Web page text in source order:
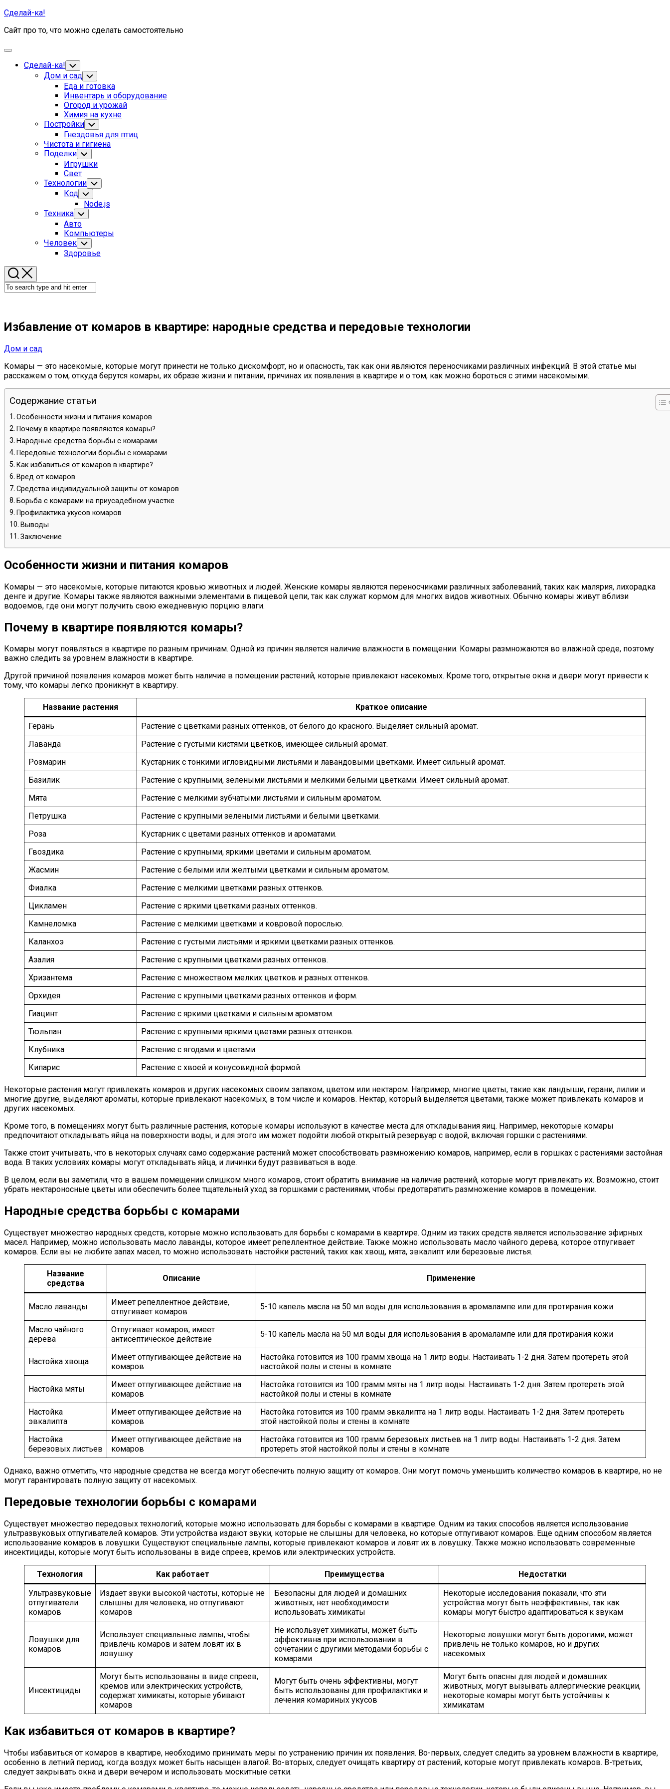
Skip
content
Сделай-ка!
Сайт про то, что можно сделать самостоятельно
Expand
Сделай-ка! Toggle
Child
Menu
Current
Page
Parent
Дом и сад Toggle
Child
Menu
Еда и готовка
Инвентарь и оборудование
Огород и урожай
Химия на кухне
Постройки Toggle
Child
Menu
Гнездовья для птиц
Чистота и гигиена
Поделки Toggle
Child
Menu
Игрушки
Свет
Технологии Toggle
Child
Menu
Код Toggle
Child
Menu
Node.js
Техника Toggle
Child
Menu
Авто
Компьютеры
Человек Toggle
Child
Menu
Здоровье
Избавление от комаров в квартире: народные средства и передовые технологии
Дом и сад
Комары — это насекомые, которые могут принести не только дискомфорт, но и опасность, так как они являются переносчиками различных инфекций. В этой статье мы
расскажем о том, откуда берутся комары, их образе жизни и питании, причинах их появления в квартире и о том, как можно бороться с этими насекомыми.
Содержание статьи
Особенности жизни и питания комаров
Почему в квартире появляются комары?
Народные средства борьбы с комарами
Передовые технологии борьбы с комарами
Как избавиться от комаров в квартире?
Вред от комаров
Средства индивидуальной защиты от комаров
Борьба с комарами на приусадебном участке
Профилактика укусов комаров
Выводы
Заключение
Особенности жизни и питания комаров
Комары — это насекомые, которые питаются кровью животных и людей. Женские комары являются переносчиками различных заболеваний, таких как малярия, лихорадка
денге и другие. Комары также являются важными элементами в пищевой цепи, так как служат кормом для многих видов животных. Обычно комары живут вблизи
водоемов, где они могут получить свою ежедневную порцию влаги.
Почему в квартире появляются комары?
Комары могут появляться в квартире по разным причинам. Одной из причин является наличие влажности в помещении. Комары размножаются во влажной среде, поэтому
важно следить за уровнем влажности в квартире.
Другой причиной появления комаров может быть наличие в помещении растений, которые привлекают насекомых. Кроме того, открытые окна и двери могут привести к
тому, что комары легко проникнут в квартиру.
Название растения
Краткое описание
Герань
Растение с цветками разных оттенков, от белого до красного. Выделяет сильный аромат.
Лаванда
Растение с густыми кистями цветков, имеющее сильный аромат.
Розмарин
Кустарник с тонкими игловидными листьями и лавандовыми цветками. Имеет сильный аромат.
Базилик
Растение с крупными, зелеными листьями и мелкими белыми цветками. Имеет сильный аромат.
Мята
Растение с мелкими зубчатыми листьями и сильным ароматом.
Петрушка
Растение с крупными зелеными листьями и белыми цветками.
Роза
Кустарник с цветами разных оттенков и ароматами.
Гвоздика
Растение с крупными, яркими цветами и сильным ароматом.
Жасмин
Растение с белыми или желтыми цветками и сильным ароматом.
Фиалка
Растение с мелкими цветками разных оттенков.
Цикламен
Растение с яркими цветками разных оттенков.
Камнеломка
Растение с мелкими цветками и ковровой порослью.
Каланхоэ
Растение с густыми листьями и яркими цветками разных оттенков.
Азалия
Растение с крупными цветками разных оттенков.
Хризантема
Растение с множеством мелких цветков и разных оттенков.
Орхидея
Растение с крупными цветками разных оттенков и форм.
Гиацинт
Растение с яркими цветками и сильным ароматом.
Тюльпан
Растение с крупными яркими цветами разных оттенков.
Клубника
Растение с ягодами и цветами.
Кипарис
Растение с хвоей и конусовидной формой.
Некоторые растения могут привлекать комаров и других насекомых своим запахом, цветом или нектаром. Например, многие цветы, такие как ландыши, герани, лилии и
многие другие, выделяют ароматы, которые привлекают насекомых, в том числе и комаров. Нектар, который выделяется цветами, также может привлекать комаров и
других насекомых.
Кроме того, в помещениях могут быть различные растения, которые комары используют в качестве места для откладывания яиц. Например, некоторые комары
предпочитают откладывать яйца на поверхности воды, и для этого им может подойти любой открытый резервуар с водой, включая горшки с растениями.
Также стоит учитывать, что в некоторых случаях само содержание растений может способствовать размножению комаров, например, если в горшках с растениями застойная
вода. В таких условиях комары могут откладывать яйца, и личинки будут развиваться в воде.
В целом, если вы заметили, что в вашем помещении слишком много комаров, стоит обратить внимание на наличие растений, которые могут привлекать их. Возможно, стоит
убрать нектароносные цветы или обеспечить более тщательный уход за горшками с растениями, чтобы предотвратить размножение комаров в помещении.
Народные средства борьбы с комарами
Существует множество народных средств, которые можно использовать для борьбы с комарами в квартире. Одним из таких средств является использование эфирных
масел. Например, можно использовать масло лаванды, которое имеет репеллентное действие. Также можно использовать масло чайного дерева, которое отпугивает
комаров. Если вы не любите запах масел, то можно использовать настойки растений, таких как хвощ, мята, эвкалипт или березовые листья.
Название
средства
Описание Применение
Масло лаванды
Имеет репеллентное действие,
отпугивает комаров
5-10 капель масла на 50 мл воды для использования в аромалампе или для протирания кожи
Масло чайного
дерева
Отпугивает комаров, имеет
антисептическое действие
5-10 капель масла на 50 мл воды для использования в аромалампе или для протирания кожи
Настойка хвоща
Имеет отпугивающее действие на
комаров
Настойка готовится из 100 грамм хвоща на 1 литр воды. Настаивать 1-2 дня. Затем протереть этой
настойкой полы и стены в комнате
Настойка мяты
Имеет отпугивающее действие на
комаров
Настойка готовится из 100 грамм мяты на 1 литр воды. Настаивать 1-2 дня. Затем протереть этой
настойкой полы и стены в комнате
Настойка
эвкалипта
Имеет отпугивающее действие на
комаров
Настойка готовится из 100 грамм эвкалипта на 1 литр воды. Настаивать 1-2 дня. Затем протереть
этой настойкой полы и стены в комнате
Настойка
березовых листьев
Имеет отпугивающее действие на
комаров
Настойка готовится из 100 грамм березовых листьев на 1 литр воды. Настаивать 1-2 дня. Затем
протереть этой настойкой полы и стены в комнате
Однако, важно отметить, что народные средства не всегда могут обеспечить полную защиту от комаров. Они могут помочь уменьшить количество комаров в квартире, но не
могут гарантировать полную защиту от насекомых.
Передовые технологии борьбы с комарами
Существует множество передовых технологий, которые можно использовать для борьбы с комарами в квартире. Одним из таких способов является использование
ультразвуковых отпугивателей комаров. Эти устройства издают звуки, которые не слышны для человека, но которые отпугивают комаров. Еще одним способом является
использование комаров в ловушки. Существуют специальные лампы, которые привлекают комаров и ловят их в ловушку. Также можно использовать современные
инсектициды, которые могут быть использованы в виде спреев, кремов или электрических устройств.
Технология Как работает Преимущества
Недостатки
Ультразвуковые
отпугиватели
комаров
Издает звуки высокой частоты, которые не
слышны для человека, но отпугивают
комаров
Безопасны для людей и домашних
животных, нет необходимости
использовать химикаты
Некоторые исследования показали, что эти
устройства могут быть неэффективны, так как
комары могут быстро адаптироваться к звукам
Ловушки для
комаров
Использует специальные лампы, чтобы
привлечь комаров и затем ловят их в
ловушку
Не использует химикаты, может быть
эффективна при использовании в
сочетании с другими методами борьбы с
комарами
Некоторые ловушки могут быть дорогими, может
привлечь не только комаров, но и других
насекомых
Инсектициды
Могут быть использованы в виде спреев,
кремов или электрических устройств,
содержат химикаты, которые убивают
комаров
Могут быть очень эффективны, могут
быть использованы для профилактики и
лечения комариных укусов
Могут быть опасны для людей и домашних
животных, могут вызывать аллергические реакции,
некоторые комары могут быть устойчивы к
химикатам
Как избавиться от комаров в квартире?
Чтобы избавиться от комаров в квартире, необходимо принимать меры по устранению причин их появления. Во-первых, следует следить за уровнем влажности в квартире,
особенно в летний период, когда воздух может быть насыщен влагой. Во-вторых, следует очищать квартиру от растений, которые могут привлекать комаров. В-третьих,
следует закрывать окна и двери вечером и использовать москитные сетки.